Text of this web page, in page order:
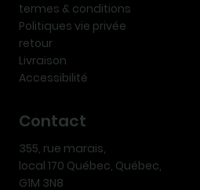
termes & conditions
Politiques vie privée
retour
Livraison
Accessibilité
Contact
355, rue marais,
local 170 Québec, Québec,
G1M 3N8